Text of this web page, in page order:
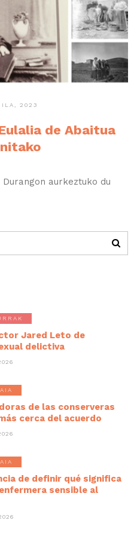
2023
de Abaitua
aurkeztuko du
Jared Leto de
delictiva
de las conserveras
cerca del acuerdo
de definir qué significa
sensible al